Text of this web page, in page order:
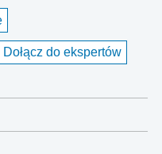
Dołącz do ekspertów